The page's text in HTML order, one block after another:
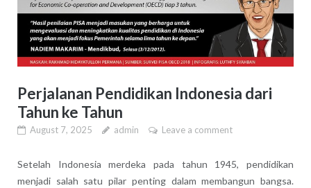
Perjalanan Pendidikan Indonesia dari
Tahun ke Tahun
August 7, 2025 admin Leave a comment
Setelah Indonesia merdeka pada tahun 1945, pendidikan
menjadi salah satu pilar penting dalam membangun bangsa.